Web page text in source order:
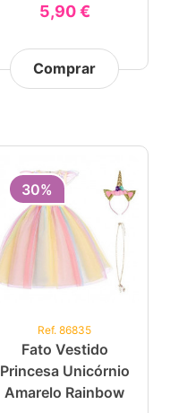
5,90 €
Comprar
30%
Ref. 86835
Fato Vestido
Princesa Unicórnio
Amarelo Rainbow